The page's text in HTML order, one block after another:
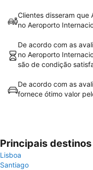
Clientes disseram que
no Aeroporto
De acordo com as
no Aeroporto
são de condição
De acordo com as
fornece ótimo valor
Principais
Lisboa
Santiago